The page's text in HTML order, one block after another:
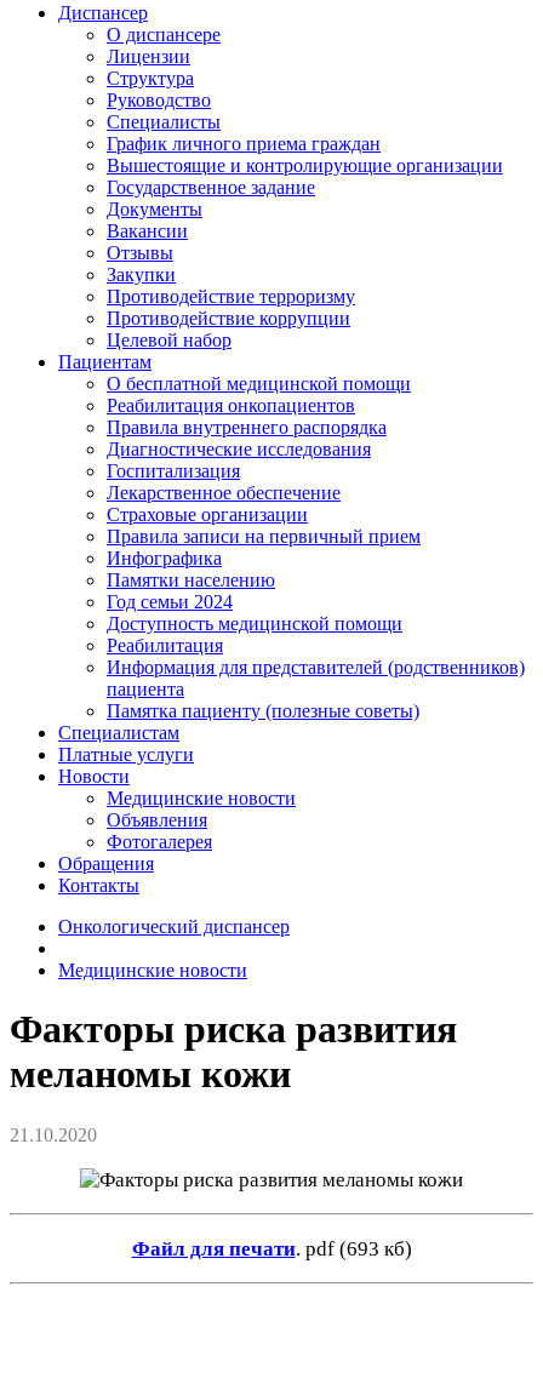
Диспансер
О диспансере
Лицензии
Структура
Руководство
Специалисты
График личного приема граждан
Вышестоящие и контролирующие организации
Государственное задание
Документы
Вакансии
Отзывы
Закупки
Противодействие терроризму
Противодействие коррупции
Целевой набор
Пациентам
О бесплатной медицинской помощи
Реабилитация онкопациентов
Правила внутреннего распорядка
Диагностические исследования
Госпитализация
Лекарственное обеспечение
Страховые организации
Правила записи на первичный прием
Инфографика
Памятки населению
Год семьи 2024
Доступность медицинской помощи
Реабилитация
Информация для представителей (родственников)
пациента
Памятка пациенту (полезные советы)
Специалистам
Платные услуги
Новости
Медицинские новости
Объявления
Фотогалерея
Обращения
Контакты
Онкологический диспансер
Медицинские новости
Факторы риска развития
меланомы кожи
21.10.2020
Файл для печати. pdf (693 кб)